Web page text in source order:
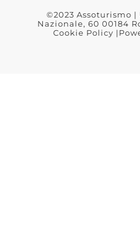
©2023 Assoturismo
Nazionale, 60 00184
Cookie Policy